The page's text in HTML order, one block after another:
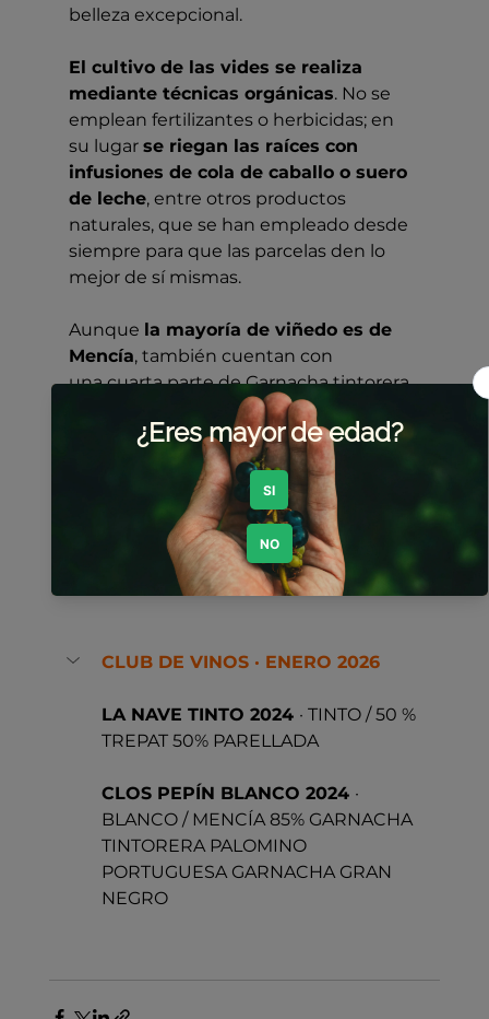
belleza excepcional.
El cultivo de las vides se realiza
mediante técnicas orgánicas. No se
emplean fertilizantes o herbicidas; en
su lugar se riegan las raíces con
infusiones de cola de caballo o suero
de leche, entre otros productos
naturales, que se han empleado desde
siempre para que las parcelas den lo
mejor de sí mismas.
Aunque la mayoría de viñedo es de
Mencía, también cuentan con
una cuarta parte de Garnacha tintorera
y otro cuarto de Palomino fino, la uva
jerezana por antonomasia y que ha
sabido adaptarse a la perfección a
tierras leonesas. En menor medida
también están presentes otras
variedades autóctonas como son la
Doña Blanca o la Godello.
CLUB DE VINOS · ENERO 2026
LA NAVE TINTO 2024 · TINTO / 50 %
TREPAT 50% PARELLADA
CLOS PEPÍN BLANCO 2024 ·
BLANCO / MENCÍA 85% GARNACHA
TINTORERA PALOMINO
PORTUGUESA GARNACHA GRAN
NEGRO